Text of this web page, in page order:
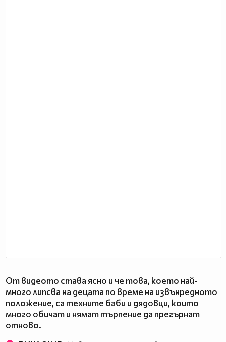
От видеото става ясно и че това, което най-
много липсва на децата по време на извънредното
положение, са техните баби и дядовци, които
много обичат и нямат търпение да прегърнат
отново.